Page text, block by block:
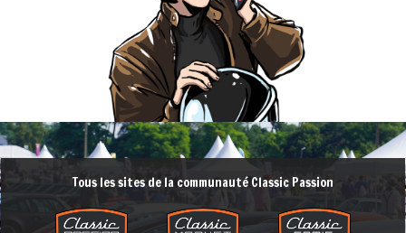
Tous les sites de la communauté Classic Passion